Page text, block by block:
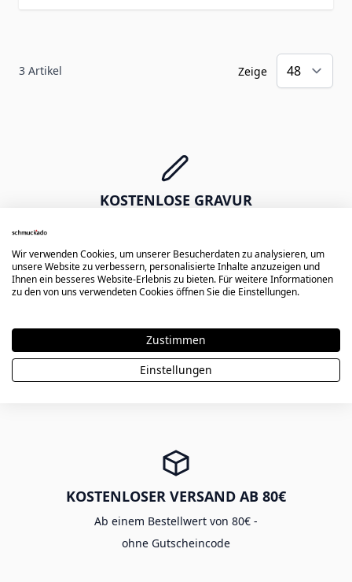
3 Artikel Zeige
KOSTENLOSE GRAVUR
Namen, Daten, Symbole oder Zeichnungen
EXPRESS VERSAND
Viele Produkte aus eigener Fertigung -
KOSTENLOSER VERSAND AB 80€
Ab einem Bestellwert von 80€ -
ohne Gutscheincode
Wir verwenden Cookies, um unserer Besucherdaten zu analysieren, um
unsere Website zu verbessern, personalisierte Inhalte anzuzeigen und
Ihnen ein besseres Website-Erlebnis zu bieten. Für weitere Informationen
zu den von uns verwendeten Cookies öffnen Sie die Einstellungen.
Zustimmen
Einstellungen